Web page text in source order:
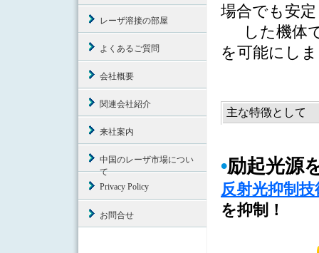
レーザ溶接の部屋
よくあるご質問
会社概要
関連会社紹介
来社案内
中国のレーザ市場につい
て
Privacy Policy
お問合せ
場合でも安
した機体
を可能にし
主な特徴として
•励起光源
反射光抑制技
を抑制！